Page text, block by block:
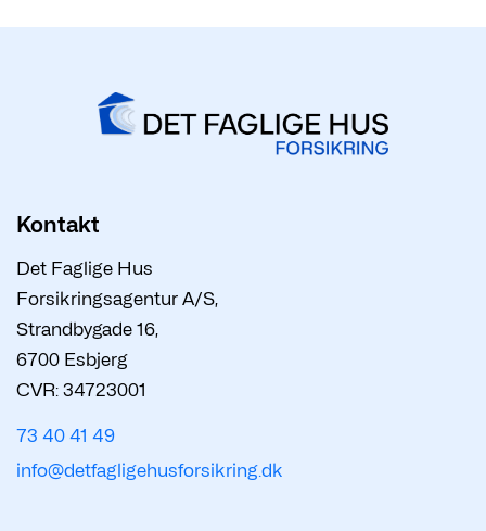
Kontakt
Det Faglige Hus
Forsikringsagentur A/S,
Strandbygade 16,
6700 Esbjerg
CVR: 34723001
73 40 41 49
info@detfagligehusforsikring.dk